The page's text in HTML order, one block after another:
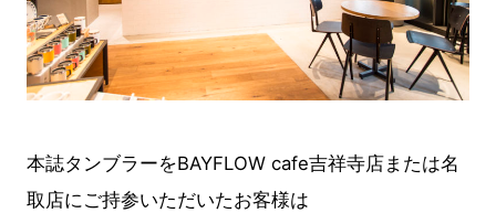
本誌タンブラーをBAYFLOW cafe吉祥寺店または名
取店にご持参いただいたお客様は